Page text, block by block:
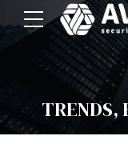
TRENDS,